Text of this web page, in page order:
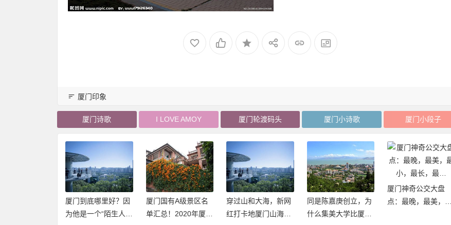
厦门印象
厦门诗歌 I LOVE AMOY 厦门轮渡码头 厦门小诗歌 厦门小段子
厦门到底哪里好？因
为他是一个“陌生人”
厦门国有A级景区名
单汇总！2020年厦门
穿过山和大海，新网
红打卡地厦门山海健
同是陈嘉庚创立，为
什么集美大学比厦大
厦门神奇公交大盘
点：最晚，最美，最